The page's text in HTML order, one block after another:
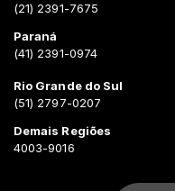
(21) 2391-7675
Paraná
(41) 2391-0974
Rio Grande do Sul
(51) 2797-0207
Demais Regiões
4003-9016